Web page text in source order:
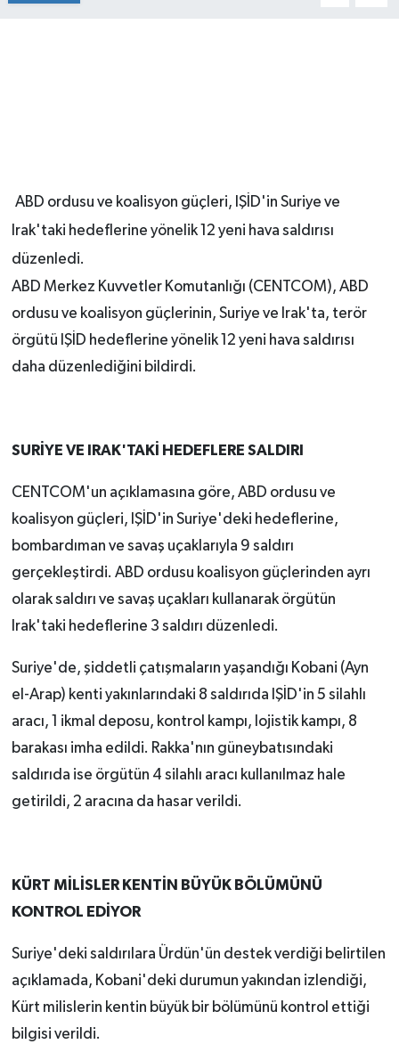
ABD ordusu ve koalisyon güçleri, IŞİD'in Suriye ve
Irak'taki hedeflerine yönelik 12 yeni hava saldırısı
düzenledi.
ABD Merkez Kuvvetler Komutanlığı (CENTCOM), ABD
ordusu ve koalisyon güçlerinin, Suriye ve Irak'ta, terör
örgütü IŞİD hedeflerine yönelik 12 yeni hava saldırısı
daha düzenlediğini bildirdi.
SURİYE VE IRAK'TAKİ HEDEFLERE SALDIRI
CENTCOM'un açıklamasına göre, ABD ordusu ve
koalisyon güçleri, IŞİD'in Suriye'deki hedeflerine,
bombardıman ve savaş uçaklarıyla 9 saldırı
gerçekleştirdi. ABD ordusu koalisyon güçlerinden ayrı
olarak saldırı ve savaş uçakları kullanarak örgütün
Irak'taki hedeflerine 3 saldırı düzenledi.
Suriye'de, şiddetli çatışmaların yaşandığı Kobani (Ayn
el-Arap) kenti yakınlarındaki 8 saldırıda IŞİD'in 5 silahlı
aracı, 1 ikmal deposu, kontrol kampı, lojistik kampı, 8
barakası imha edildi. Rakka'nın güneybatısındaki
saldırıda ise örgütün 4 silahlı aracı kullanılmaz hale
getirildi, 2 aracına da hasar verildi.
KÜRT MİLİSLER KENTİN BÜYÜK BÖLÜMÜNÜ
KONTROL EDİYOR
Suriye'deki saldırılara Ürdün'ün destek verdiği belirtilen
açıklamada, Kobani'deki durumun yakından izlendiği,
Kürt milislerin kentin büyük bir bölümünü kontrol ettiği
bilgisi verildi.